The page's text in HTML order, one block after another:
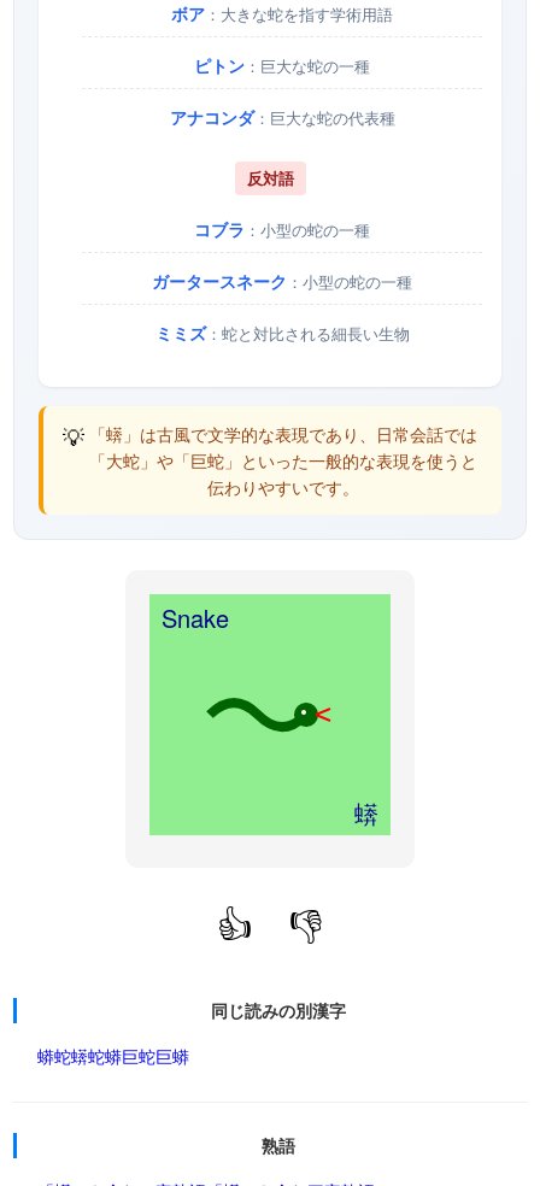
ボア ：大きな蛇を指す学術用語
ピトン ：巨大な蛇の一種
アナコンダ：巨大な蛇の代表種
反対語
コブラ ：小型の蛇の一種
ガータースネーク ：小型の蛇の一種
ミミズ：蛇と対比される細長い生物
💡 「蠎」は古風で文学的な表現であり、日常会話では
「大蛇」や「巨蛇」といった一般的な表現を使うと
伝わりやすいです。
蠎
Snake
👍 👎
同じ読みの別漢字
蟒蛇蠎蛇蟒巨蛇巨蟒
熟語